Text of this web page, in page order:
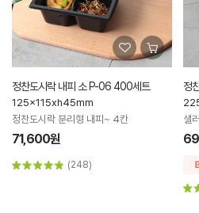
정찬도시락 내피 소 P-06 400세트
125x115xh45mm
정찬도시락 분리형 내피~ 4칸
71,600원
(248)
정
샐